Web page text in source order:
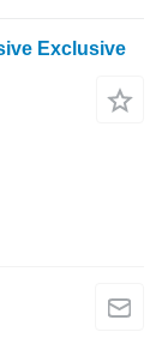
Exclusive